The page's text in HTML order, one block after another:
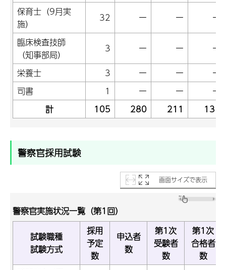
保育士（9月実
施）
32 ー ー
ー
臨床検査技師
（知事部局）
3 ー ー
ー
栄養士
3 ー ー
ー
司書
1 ー ー
ー
計
105 280 211 131
警察官採用試験
画面サイズで表示
警察官実施状況一覧（第1回）
試験職種
試験方式
採用
予定
数
申込者
数
第1次
受験者
数
第1次
合格者
数